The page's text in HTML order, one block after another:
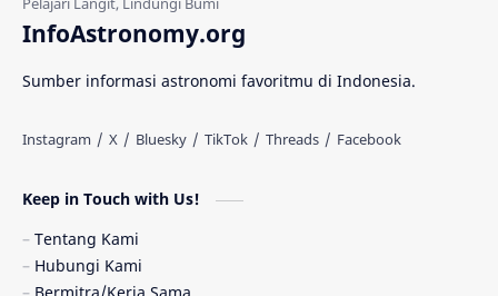
Gerhana Matahari
Quasar
InfoAstronomy.org
Sumber informasi astronomi favoritmu di Indonesia.
Keep in Touch with Us!
Tentang Kami
Hubungi Kami